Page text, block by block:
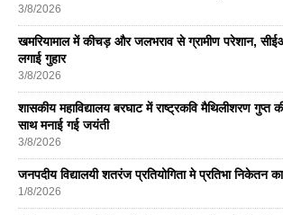
3/8/2026
खमरियामाल में कीचड़ और जलभराव से ग्रामीण परेशान,
लगाई गुहार
3/8/2026
शासकीय महाविद्यालय बरघाट में राष्ट्रकवि मैथिलीशरण गुप्त
साथ मनाई गई जयंती
3/8/2026
जनपदीय विद्यालयी शतरंज प्रतियोगिता मे प्रतिभा निकेतन
1/8/2026